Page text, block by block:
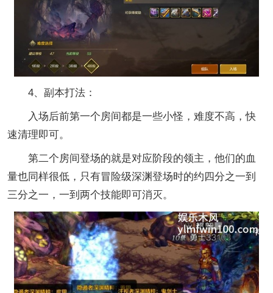
4、副本打法：
入场后前第一个房间都是一些小怪，难度不高，快
速清理即可。
第二个房间登场的就是对应阶段的领主，他们的血
量也同样很低，只有冒险级深渊登场时的约四分之一到
三分之一，一到两个技能即可消灭。